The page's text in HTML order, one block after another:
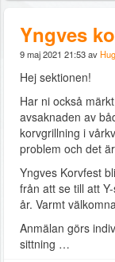
Yngves
9 maj 2021 21:53 av
Hej sektionen!
Har ni också
avsaknaden av
korvgrillning i
problem och det
Yngves Korvfest
från att se till att
år. Varmt
Anmälan görs
sittning …